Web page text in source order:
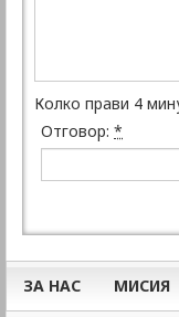
Колко прави 4
Отговор: *
ЗА НАС МИСИЯ